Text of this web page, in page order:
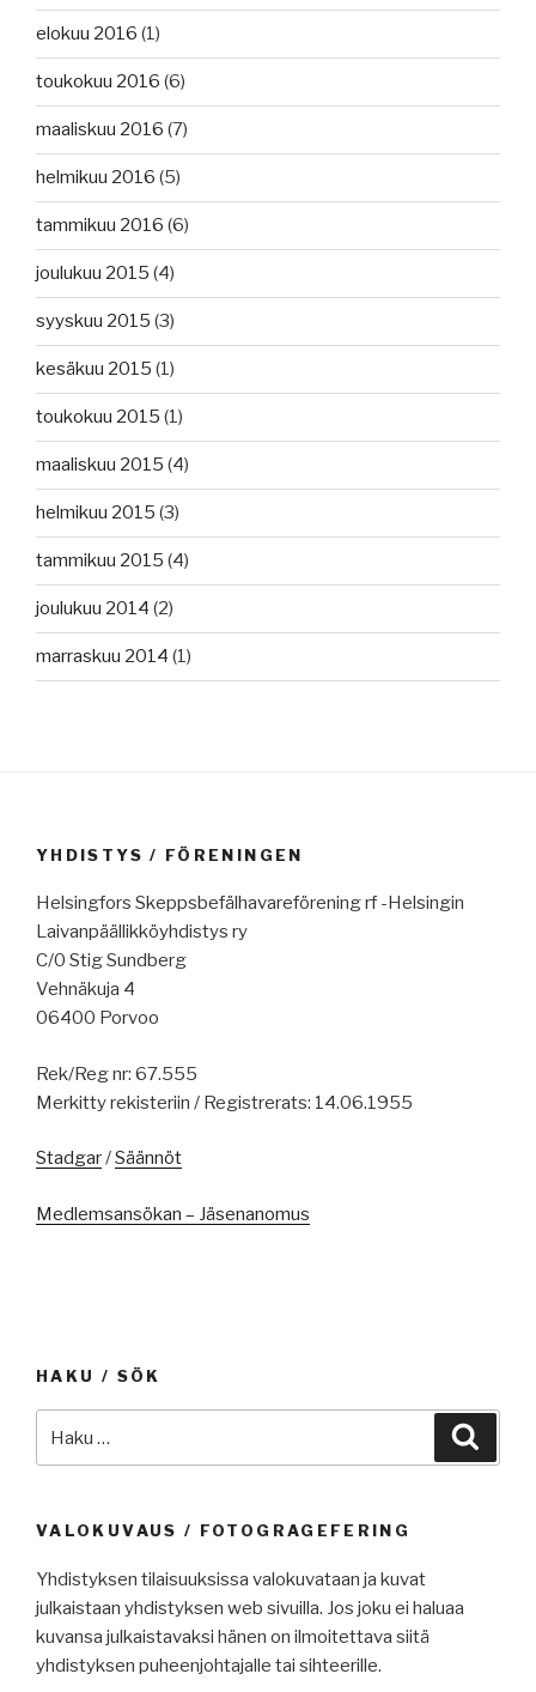
elokuu 2016 (1)
toukokuu 2016 (6)
maaliskuu 2016 (7)
helmikuu 2016 (5)
tammikuu 2016 (6)
joulukuu 2015 (4)
syyskuu 2015 (3)
kesäkuu 2015 (1)
toukokuu 2015 (1)
maaliskuu 2015 (4)
helmikuu 2015 (3)
tammikuu 2015 (4)
joulukuu 2014 (2)
marraskuu 2014 (1)
YHDISTYS / FÖRENINGEN
Helsingfors Skeppsbefälhavareförening rf -Helsingin
Laivanpäällikköyhdistys ry
C/0 Stig Sundberg
Vehnäkuja 4
06400 Porvoo
Rek/Reg nr: 67.555
Merkitty rekisteriin / Registrerats: 14.06.1955
Stadgar/Säännöt
Medlemsansökan – Jäsenanomus
HAKU / SÖK
VALOKUVAUS / FOTOGRAGEFERING
Yhdistyksen tilaisuuksissa valokuvataan ja kuvat
julkaistaan yhdistyksen web sivuilla. Jos joku ei haluaa
kuvansa julkaistavaksi hänen on ilmoitettava siitä
yhdistyksen puheenjohtajalle tai sihteerille.